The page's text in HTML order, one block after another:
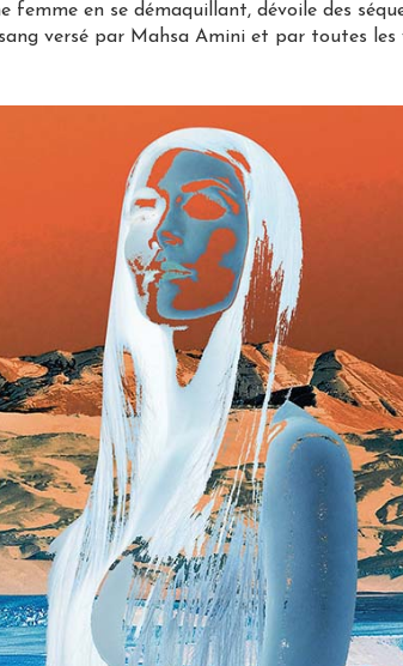
en se démaquillant, dévoile des
versé par Mahsa Amini et par toutes